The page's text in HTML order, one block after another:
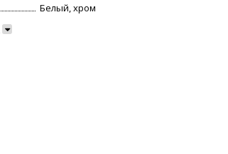
Белый, хром